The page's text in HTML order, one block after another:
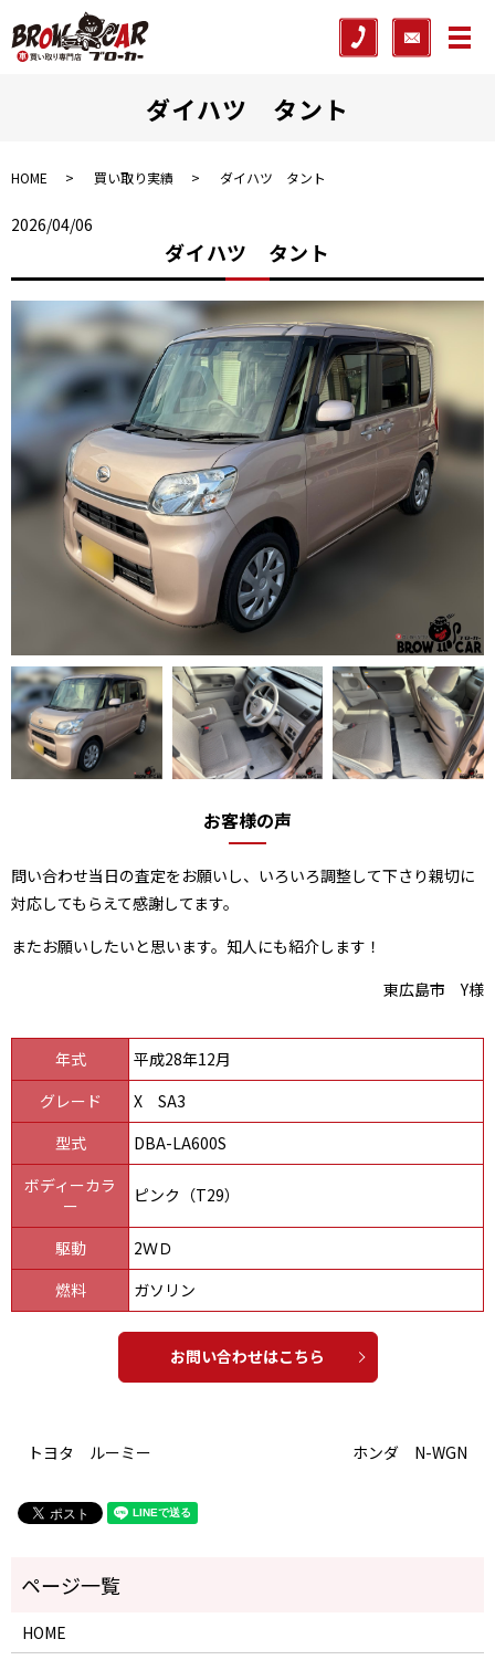
メ
ダイハツ タント
HOME 買い取り実績 ダイハツ タント
2026/04/06
ダイハツ タント
お客様の声
問い合わせ当日の査定をお願いし、いろいろ調整して下さり親切に
対応してもらえて感謝してます。
またお願いしたいと思います。知人にも紹介します！
東広島市 Y様
年式
平成28年12月
グレード
X SA3
型式
DBA-LA600S
ボディーカラ
ー
ピンク（T29）
駆動
2ＷＤ
燃料
ガソリン
お問い合わせはこちら
トヨタ ルーミー ホンダ N-WGN
HOME